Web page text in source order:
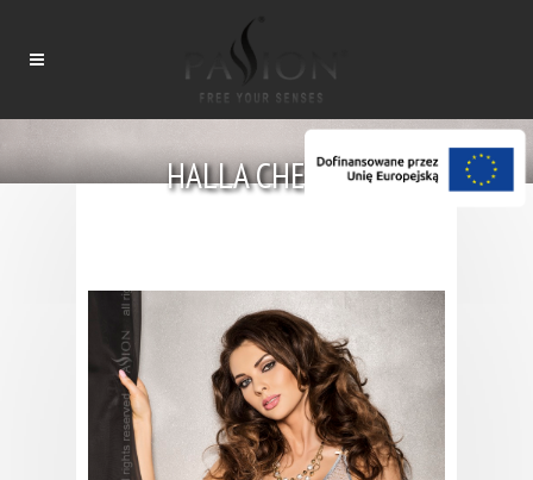
HALLA CHEMISE